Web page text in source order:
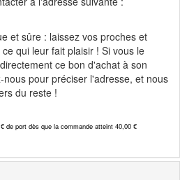
et sûre : laissez vos proches et
qui leur fait plaisir ! Si vous le
ce bon d'achat à son
pour préciser l'adresse, et nous
du reste !
de port dès que la commande atteint 40,00 €